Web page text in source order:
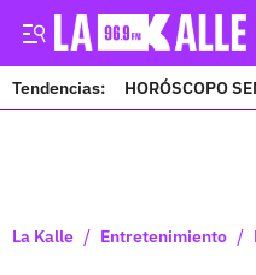
Tendencias: HORÓSCOPO
La Kalle / Entretenimiento /